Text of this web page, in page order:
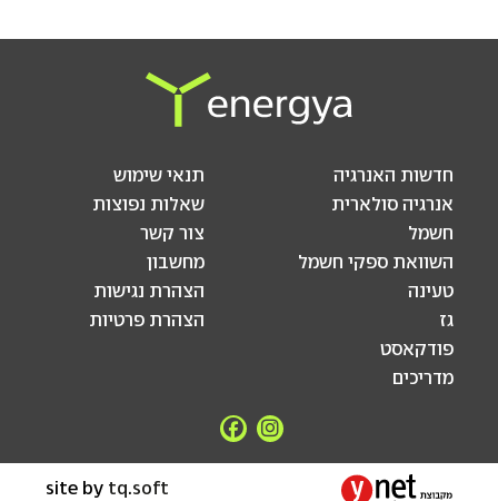
חדשות האנרגיה
אנרגיה סולארית
חשמל
השוואת ספקי חשמל
טעינה
גז
פודקאסט
מדריכים
תנאי שימוש
שאלות נפוצות
צור קשר
מחשבון
הצהרת נגישות
הצהרת פרטיות
site by tq.soft